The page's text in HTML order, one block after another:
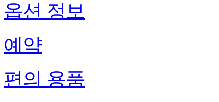
옵션 정보
예약
편의 용품